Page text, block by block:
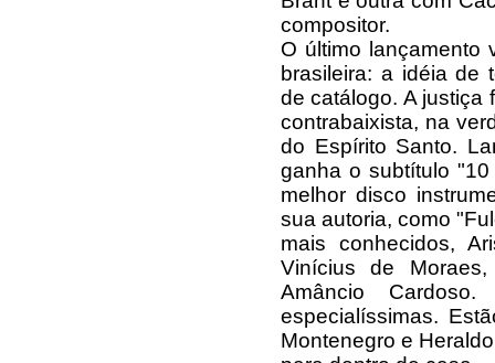
compositor.
O último lançamento
brasileira: a idéia de
de catálogo. A justiça
contrabaixista, na
do Espírito Santo.
ganha o subtítulo
melhor disco
sua autoria, como
mais conhecidos,
Vinícius de
Amâncio
especialíssimas.
Montenegro e